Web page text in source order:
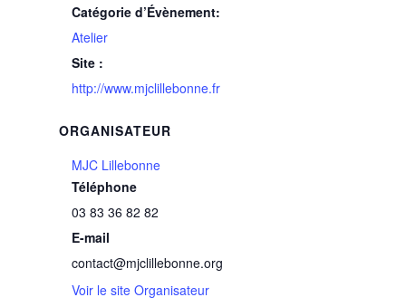
Catégorie d’Évènement:
Atelier
Site :
http://www.mjclillebonne.fr
ORGANISATEUR
MJC Lillebonne
Téléphone
03 83 36 82 82
E-mail
contact@mjclillebonne.org
Voir le site Organisateur